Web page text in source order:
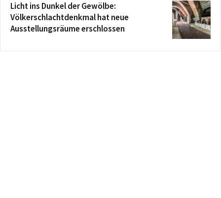
Licht ins Dunkel der Gewölbe:
Völkerschlachtdenkmal hat neue
Ausstellungsräume erschlossen